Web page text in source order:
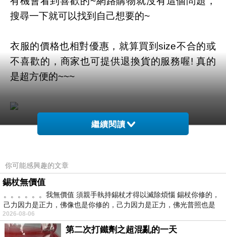
搜尋一下就可以找到自己想要的~
衣服的價格也相對優惠，就算買到size不合的或
不喜歡的，商家也可提供退換貨的服務喔! 真的
是超方便的~~~
商品網址
mcode=MV92TVFFTzVWMmdNZWZLK1l4cGd
1K3UwUS81Q00ra1YwT2t6MklYVDRlbVVZPQ
==&url=https://tw.buy.yahoo.com/gdsale/gdsale
.asp?gdid=5326717
繼續閱讀
你可能感興趣的文章
錫杖無價值
。。。。。。我無價值 須親手執持錫杖才得以滅除煩惱 錫杖你修的，
己力因力是正力，佛像也是你修的，己力因力是正力，佛光普照也是
2026-08-06
第二次打鐵劑之超混亂的一天